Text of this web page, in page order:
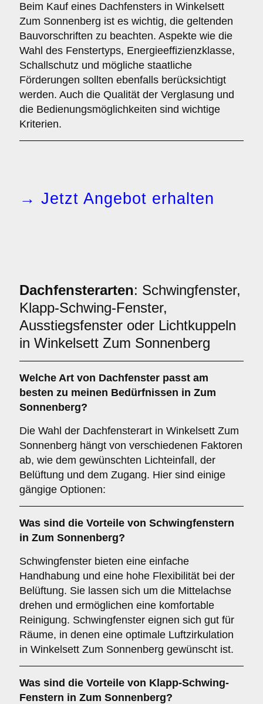
Beim Kauf eines Dachfensters in Winkelsett
Zum Sonnenberg ist es wichtig, die geltenden
Bauvorschriften zu beachten. Aspekte wie die
Wahl des Fenstertyps, Energieeffizienzklasse,
Schallschutz und mögliche staatliche
Förderungen sollten ebenfalls berücksichtigt
werden. Auch die Qualität der Verglasung und
die Bedienungsmöglichkeiten sind wichtige
Kriterien.
→ Jetzt Angebot erhalten
Dachfensterarten: Schwingfenster,
Klapp-Schwing-Fenster,
Ausstiegsfenster oder Lichtkuppeln
in Winkelsett Zum Sonnenberg
Welche Art von Dachfenster passt am
besten zu meinen Bedürfnissen in Zum
Sonnenberg?
Die Wahl der Dachfensterart in Winkelsett Zum
Sonnenberg hängt von verschiedenen Faktoren
ab, wie dem gewünschten Lichteinfall, der
Belüftung und dem Zugang. Hier sind einige
gängige Optionen:
Was sind die Vorteile von Schwingfenstern
in Zum Sonnenberg?
Schwingfenster bieten eine einfache
Handhabung und eine hohe Flexibilität bei der
Belüftung. Sie lassen sich um die Mittelachse
drehen und ermöglichen eine komfortable
Reinigung. Schwingfenster eignen sich gut für
Räume, in denen eine optimale Luftzirkulation
in Winkelsett Zum Sonnenberg gewünscht ist.
Was sind die Vorteile von Klapp-Schwing-
Fenstern in Zum Sonnenberg?